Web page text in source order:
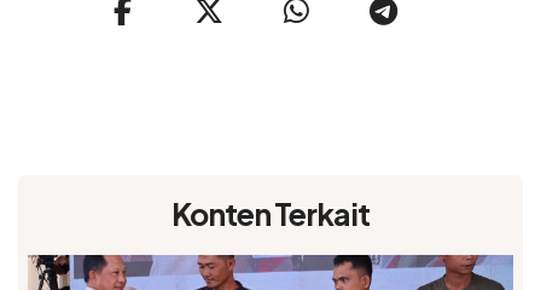
Konten Terkait